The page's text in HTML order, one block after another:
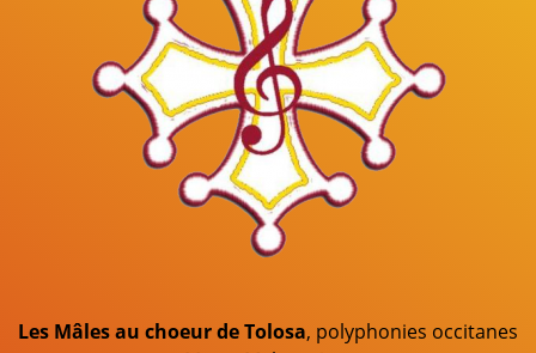
Les Mâles au choeur de Tolosa, polyphonies occitanes